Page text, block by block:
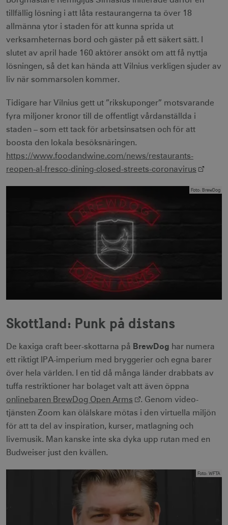
tillfällig lösning i att låta restaurangerna ta över 18
allmänna ytor i staden för att kunna sprida ut
verksamheternas bord och gäster på ett säkert sätt. I
slutet av april hade 160 aktörer ansökt om att få nyttja
lösningen, så det kan hända att Vilnius verkligen sjuder av
liv när sommarsolen kommer.
Tidigare har Vilnius gett ut ”rikskuponger” motsvarande
fyra miljoner kronor till de offentligt vårdanställda i
staden – som ett tack för arbetsinsatsen och för att
boosta den lokala besöksnäringen.
https://www.foodandwine.com/news/restaurants-
reopen-al-fresco-dining-closed-streets-coronavirus
Foto: BrewDog
Skottland: Punk på distans
De kaxiga craft beer-skottarna på BrewDog har numera
ett riktigt IPA-imperium med bryggerier och egna barer
över hela världen. I en tid då många länder drabbats av
tuffa restriktioner har bolaget valt att även öppna
onlinebaren BrewDog Open Arms
. Genom video-
tjänsten Zoom kan ölälskare mötas i den virtuella miljön
för att ta del av inspiration, kurser, matlagning och
livemusik. Man kanske inte ska dyka upp rutan med en
Budweiser just den kvällen.
Foto: WFTA
_ga
Google LLC
.visitsweden.com
1 år 1
månad
att tilldela
genererat
som
beräkna
sessioner
.doubleclick.net
_hjSessionUser_1328012 .visitsweden.com
mTrackingTimeOnSite .corporate.visitsweden.com
_gcl_au
Google LLC
lidc
Microsoft Corporation
.linkedin.com
XANDR_PANID
Xandr Inc.
.adnxs.com